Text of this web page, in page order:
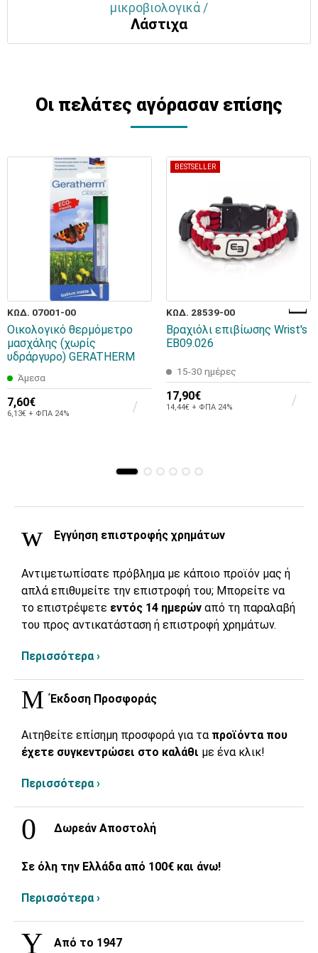
μικροβιολογικά /
Λάστιχα
Οι πελάτες αγόρασαν επίσης
ΚΩΔ. 07001-00
Οικολογικό θερμόμετρο
μασχάλης (χωρίς
υδράργυρο) GERATHERM
Άμεσα
7,60€
6,13€ + ΦΠΑ 24%
BESTSELLER
ΚΩΔ. 28539-00
Βραχιόλι επιβίωσης Wrist's
EB09.026
15-30 ημέρες
17,90€
14,44€ + ΦΠΑ 24%
Εγγύηση επιστροφής χρημάτων
Αντιμετωπίσατε πρόβλημα με κάποιο προϊόν μας ή
απλά επιθυμείτε την επιστροφή του; Μπορείτε να
το επιστρέψετε εντός 14 ημερών από τη παραλαβή
του προς αντικατάσταση ή επιστροφή χρημάτων.
Περισσότερα ›
Έκδοση Προσφοράς
Αιτηθείτε επίσημη προσφορά για τα προϊόντα που
έχετε συγκεντρώσει στο καλάθι με ένα κλικ!
Περισσότερα ›
Δωρεάν Αποστολή
Σε όλη την Ελλάδα από 100€ και άνω!
Περισσότερα ›
Από το 1947